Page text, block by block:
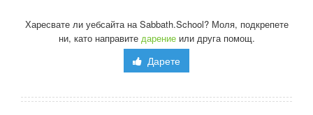
Харесвате ли уебсайта на Sabbath.School? Моля, подкрепете
ни, като направите дарениеили друга помощ.
Дарете